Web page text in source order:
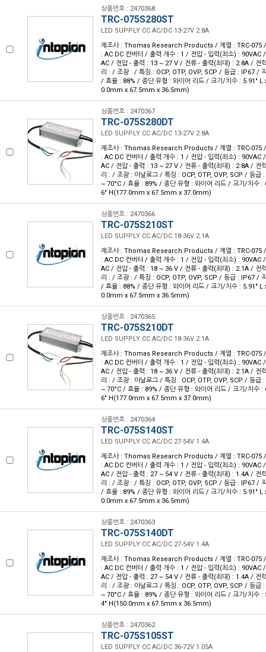
상품번호 : 2470368
TRC-075S280ST
LED SUPPLY CC AC/DC 13-27V 2.8A
제조사 : Thomas Research Products / 계열 : TRC-075 /
: AC DC 컨버터 / 출력 개수 : 1 / 전압 - 입력(최소) : 90VAC
AC / 전압 - 출력 : 13 ~ 27 V / 전류 - 출력(최대) : 2.8A / 전
리 : / 조광 : / 특징 : OCP, OTP, OVP, SCP / 등급 : IP67 /
/ 효율 : 88% / 종단 유형 : 와이어 리드 / 크기/치수 : 5.91"
0.0mm x 67.5mm x 36.5mm)
상품번호 : 2470367
TRC-075S280DT
LED SUPPLY CC AC/DC 13-27V 2.8A
제조사 : Thomas Research Products / 계열 : TRC-075 /
: AC DC 컨버터 / 출력 개수 : 1 / 전압 - 입력(최소) : 90VAC
AC / 전압 - 출력 : 13 ~ 27 V / 전류 - 출력(최대) : 2.8A / 전
리 : / 조광 : 아날로그 / 특징 : OCP, OTP, OVP, SCP / 등급
~ 70°C / 효율 : 89% / 종단 유형 : 와이어 리드 / 크기/치수
6" H(177.0mm x 67.5mm x 37.0mm)
상품번호 : 2470366
TRC-075S210ST
LED SUPPLY CC AC/DC 18-36V 2.1A
제조사 : Thomas Research Products / 계열 : TRC-075 /
: AC DC 컨버터 / 출력 개수 : 1 / 전압 - 입력(최소) : 90VAC
AC / 전압 - 출력 : 18 ~ 36 V / 전류 - 출력(최대) : 2.1A / 전
리 : / 조광 : / 특징 : OCP, OTP, OVP, SCP / 등급 : IP67 /
/ 효율 : 88% / 종단 유형 : 와이어 리드 / 크기/치수 : 5.91"
0.0mm x 67.5mm x 36.5mm)
상품번호 : 2470365
TRC-075S210DT
LED SUPPLY CC AC/DC 18-36V 2.1A
제조사 : Thomas Research Products / 계열 : TRC-075 /
: AC DC 컨버터 / 출력 개수 : 1 / 전압 - 입력(최소) : 90VAC
AC / 전압 - 출력 : 18 ~ 36 V / 전류 - 출력(최대) : 2.1A / 전
리 : / 조광 : 아날로그 / 특징 : OCP, OTP, OVP, SCP / 등급
~ 70°C / 효율 : 89% / 종단 유형 : 와이어 리드 / 크기/치수
6" H(177.0mm x 67.5mm x 37.0mm)
상품번호 : 2470364
TRC-075S140ST
LED SUPPLY CC AC/DC 27-54V 1.4A
제조사 : Thomas Research Products / 계열 : TRC-075 /
: AC DC 컨버터 / 출력 개수 : 1 / 전압 - 입력(최소) : 90VAC
AC / 전압 - 출력 : 27 ~ 54 V / 전류 - 출력(최대) : 1.4A / 전
리 : / 조광 : / 특징 : OCP, OTP, OVP, SCP / 등급 : IP67 /
/ 효율 : 89% / 종단 유형 : 와이어 리드 / 크기/치수 : 5.91"
0.0mm x 67.5mm x 36.5mm)
상품번호 : 2470363
TRC-075S140DT
LED SUPPLY CC AC/DC 27-54V 1.4A
제조사 : Thomas Research Products / 계열 : TRC-075 /
: AC DC 컨버터 / 출력 개수 : 1 / 전압 - 입력(최소) : 90VAC
AC / 전압 - 출력 : 27 ~ 54 V / 전류 - 출력(최대) : 1.4A / 전
리 : / 조광 : 아날로그 / 특징 : OCP, OTP, OVP, SCP / 등급
~ 70°C / 효율 : 89% / 종단 유형 : 와이어 리드 / 크기/치수
4" H(150.0mm x 67.5mm x 36.5mm)
상품번호 : 2470362
TRC-075S105ST
LED SUPPLY CC AC/DC 36-72V 1.05A